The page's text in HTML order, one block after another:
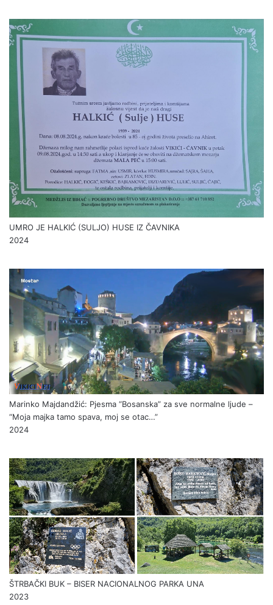
UMRO JE HALKIĆ (SULJO) HUSE IZ ČAVNIKA
2024
Marinko Majdandžić: Pjesma “Bosanska” za sve normalne ljude –
“Moja majka tamo spava, moj se otac…”
2024
ŠTRBAČKI BUK – BISER NACIONALNOG PARKA UNA
2023